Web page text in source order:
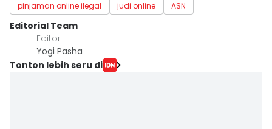
pinjaman online ilegal judi online ASN
Editorial Team
Editor
Yogi Pasha
Tonton lebih seru di